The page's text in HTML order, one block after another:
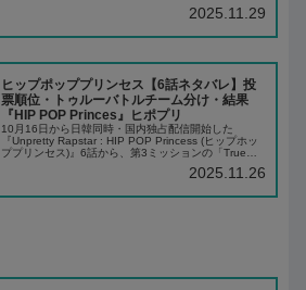
2025.11.29
ヒップポッププリンセス【6話ネタバレ】投
票順位・トゥルーバトルチーム分け・結果
『HIP POP Princes』ヒポプリ
10月16日から日韓同時・国内独占配信開始した
『Unpretty Rapstar : HIP POP Princess (ヒップホッ
ププリンセス)』6話から、第3ミッションの「Trueバ
2025.11.26